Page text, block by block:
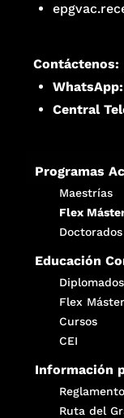
Contáctenos:
WhatsApp:
Central
Programas
Maestrías
Flex
Doctorados
Educación
Diplomados
Flex Máster
Cursos
CEI
Información
Ruta del